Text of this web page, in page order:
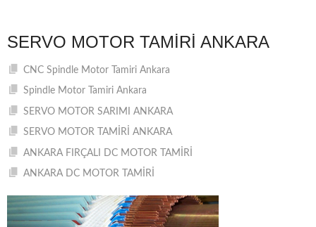
SERVO MOTOR TAMIRI ANKARA
CNC Spindle Motor Tamiri Ankara
Spindle Motor Tamiri Ankara
SERVO MOTOR SARIMI ANKARA
SERVO MOTOR TAMİRİ ANKARA
ANKARA FIRÇALI DC MOTOR TAMİRİ
ANKARA DC MOTOR TAMİRİ